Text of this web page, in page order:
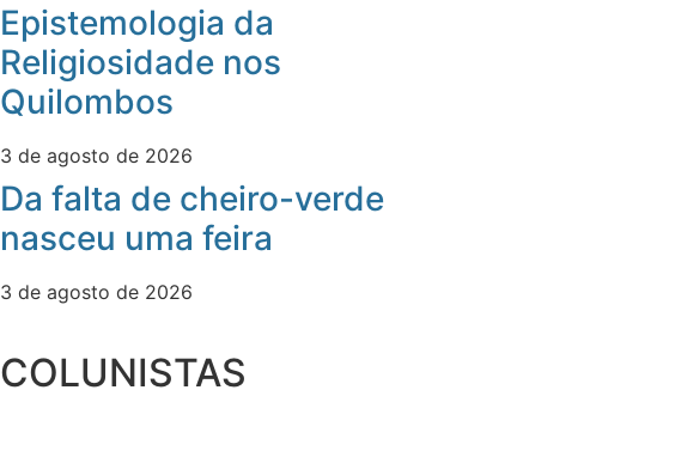
Epistemologia da
Religiosidade nos
Quilombos
3 de agosto de 2026
Da falta de cheiro-verde
nasceu uma feira
3 de agosto de 2026
COLUNISTAS